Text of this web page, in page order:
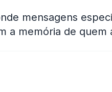
mensagens
a memória de quem